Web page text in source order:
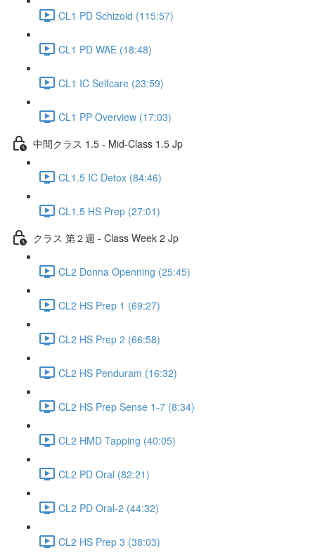
CL1 PD Schizoid (115:57)
CL1 PD WAE (18:48)
CL1 IC Selfcare (23:59)
CL1 PP Overview (17:03)
中間クラス 1.5 - Mid-Class 1.5 Jp
CL1.5 IC Detox (84:46)
CL1.5 HS Prep (27:01)
クラス 第２週 - Class Week 2 Jp
CL2 Donna Openning (25:45)
CL2 HS Prep 1 (69:27)
CL2 HS Prep 2 (66:58)
CL2 HS Penduram (16:32)
CL2 HS Prep Sense 1-7 (8:34)
CL2 HMD Tapping (40:05)
CL2 PD Oral (82:21)
CL2 PD Oral-2 (44:32)
CL2 HS Prep 3 (38:03)